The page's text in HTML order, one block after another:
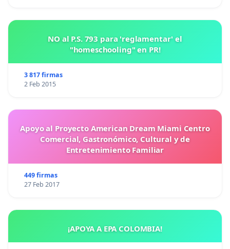
NO al P.S. 793 para 'reglamentar' el
"homeschooling" en PR!
3 817 firmas
2 Feb 2015
Apoyo al Proyecto American Dream Miami Centro
Comercial, Gastronómico, Cultural y de
Entretenimiento Familiar
449 firmas
27 Feb 2017
¡APOYA A EPA COLOMBIA!